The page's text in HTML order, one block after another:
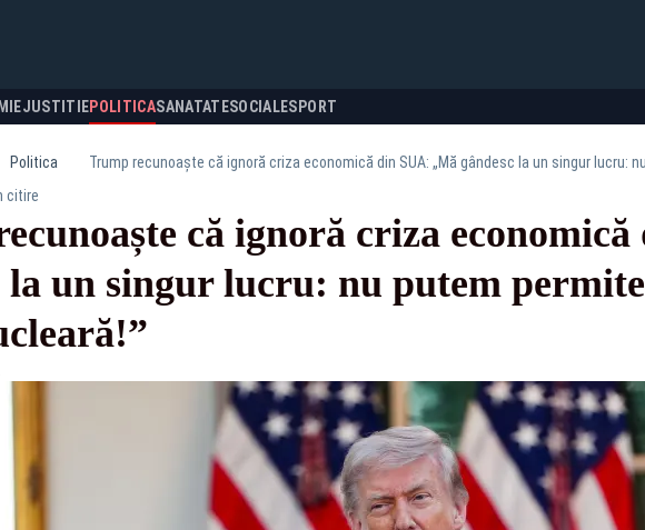
JUSTITIEPOLITICASANATATESOCIALESPORT
Politica Trump recunoaște că ignoră criza economică din SUA: „Mă gândesc la un singur lucru:
citire
că ignoră criza
la un singur lucru: nu putem